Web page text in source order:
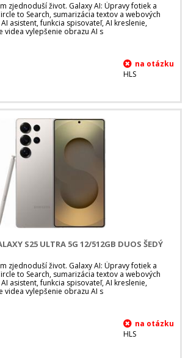
zjednoduší život. Galaxy AI: Úpravy fotiek a
to Search, sumarizácia textov a webových
asistent, funkcia spisovateľ, AI kreslenie,
videa vylepšenie obrazu AI s
HLS
S25 ULTRA 5G 12/512GB DUOS ŠEDÝ
zjednoduší život. Galaxy AI: Úpravy fotiek a
to Search, sumarizácia textov a webových
asistent, funkcia spisovateľ, AI kreslenie,
videa vylepšenie obrazu AI s
HLS